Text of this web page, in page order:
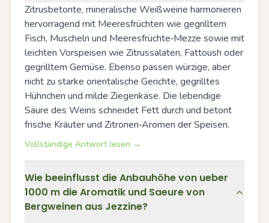
Zitrusbetonte, mineralische Weißweine harmonieren
hervorragend mit Meeresfrüchten wie gegrilltem
Fisch, Muscheln und Meeresfrüchte‑Mezze sowie mit
leichten Vorspeisen wie Zitrussalaten, Fattoush oder
gegrilltem Gemüse. Ebenso passen würzige, aber
nicht zu starke orientalische Gerichte, gegrilltes
Hühnchen und milde Ziegenkäse. Die lebendige
Säure des Weins schneidet Fett durch und betont
frische Kräuter und Zitronen‑Aromen der Speisen.
Vollständige Antwort lesen →
Wie beeinflusst die Anbauhöhe von ueber
1000 m die Aromatik und Saeure von
Bergweinen aus Jezzine?